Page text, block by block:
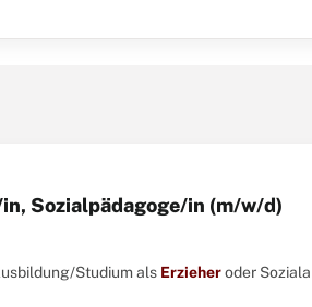
Sozialpädagoge/in (m/w/d)
Studium als Erzieheroder